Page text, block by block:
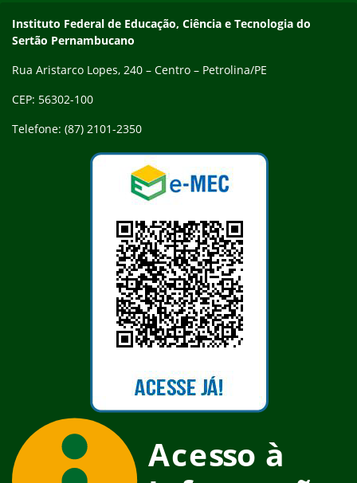
Endereço
Instituto Federal de Educação, Ciência e Tecnologia do
Sertão Pernambucano
Rua Aristarco Lopes, 240 – Centro – Petrolina/PE
CEP: 56302-100
Telefone: (87) 2101-2350